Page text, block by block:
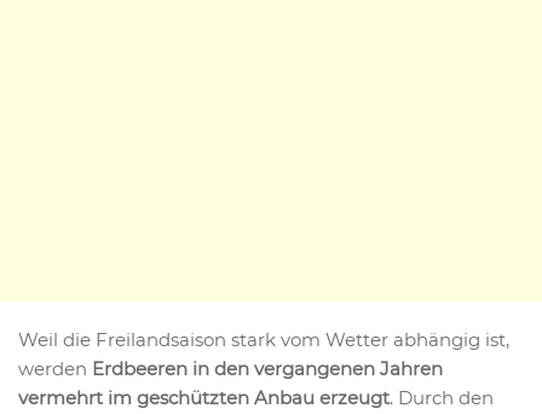
Weil die Freilandsaison stark vom Wetter abhängig ist,
werden Erdbeeren in den vergangenen Jahren
vermehrt im geschützten Anbau erzeugt. Durch den